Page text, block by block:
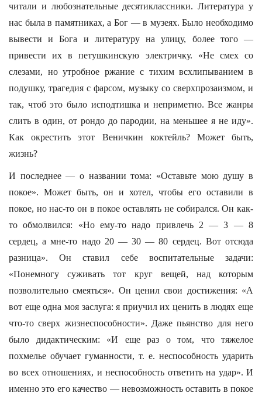
читали и любознательные десятиклассники. Литература у
нас была в памятниках, а Бог — в музеях. Было необходимо
вывести и Бога и литературу на улицу, более того —
привести их в петушкинскую электричку. «Не смех со
слезами, но утробное ржание с тихим всхлипыванием в
подушку, трагедия с фарсом, музыку со сверхпрозаизмом, и
так, чтоб это было исподтишка и неприметно. Все жанры
слить в один, от рондо до пародии, на меньшее я не иду».
Как окрестить этот Веничкин коктейль? Может быть,
жизнь?
И последнее — о названии тома: «Оставьте мою душу в
покое». Может быть, он и хотел, чтобы его оставили в
покое, но нас-то он в покое оставлять не собирался. Он как-
то обмолвился: «Но ему-то надо привлечь 2 — 3 — 8
сердец, а мне-то надо 20 — 30 — 80 сердец. Вот отсюда
разница». Он ставил себе воспитательные задачи:
«Понемногу суживать тот круг вещей, над которым
позволительно смеяться». Он ценил свои достижения: «А
вот еще одна моя заслуга: я приучил их ценить в людях еще
что-то сверх жизнеспособности». Даже пьянство для него
было дидактическим: «И еще раз о том, что тяжелое
похмелье обучает гуманности, т. е. неспособность ударить
во всех отношениях, и неспособность ответить на удар». И
именно это его качество — невозможность оставить в покое